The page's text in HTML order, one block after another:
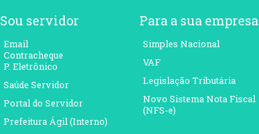
Sou servidor
Email
Contracheque
P. Eletrônico
Saúde Servidor
Portal do Servidor
Prefeitura Ágil (Interno)
Para a sua empresa
Simples Nacional
VAF
Legislação Tributária
Novo Sistema Nota Fiscal
(NFS-e)